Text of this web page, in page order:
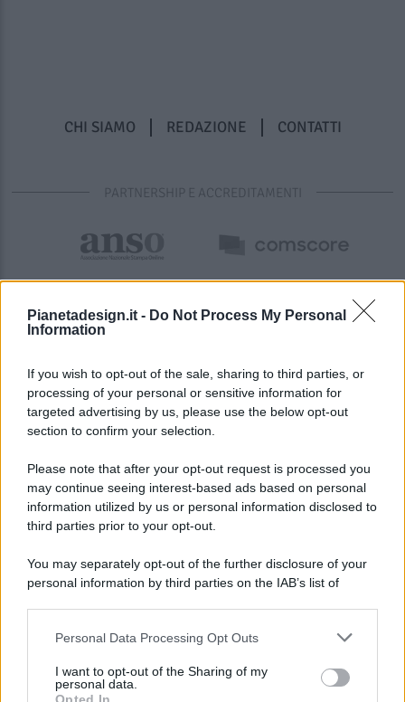
Pianetadesign.it - Do Not Process My Personal
Information
If you wish to opt-out of the sale, sharing to third parties, or
processing of your personal or sensitive information for
targeted advertising by us, please use the below opt-out
section to confirm your selection.
Please note that after your opt-out request is processed you
may continue seeing interest-based ads based on personal
information utilized by us or personal information disclosed to
third parties prior to your opt-out.
You may separately opt-out of the further disclosure of your
personal information by third parties on the IAB’s list of
This information may also be disclosed by us to third parties
disclose it to other third parties.
Personal Data Processing Opt Outs
I want to opt-out of the Sharing of my
personal data.
CHI SIAMO REDAZIONE CONTATTI
PARTNERSHIP E ACCREDITAMENTI
© 2026 - Pianeta Design - P.IVA 04827280654 - Testata
Registrata Al Tribunale Di Nocera Inferiore N. 8/2020 - RG N.
ISCRIZIONE AL ROC N. 35792 – ISCRITTA ALL’ANSO
(ASSOCIAZIONE NAZIONALE STAMPA ONLINE)
PREFERENZE PRIVACY